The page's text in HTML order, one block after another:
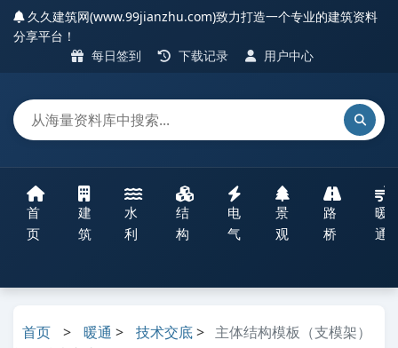
久久建筑网(www.99jianzhu.com)致力打造一个专业的建筑资料
分享平台！
每日签到
下载记录 用户中心
首
页
建
筑
水
利
结
构
电
气
景
观
路
桥
暖
通
首页 > 暖通 > 技术交底> 主体结构模板（支模架）